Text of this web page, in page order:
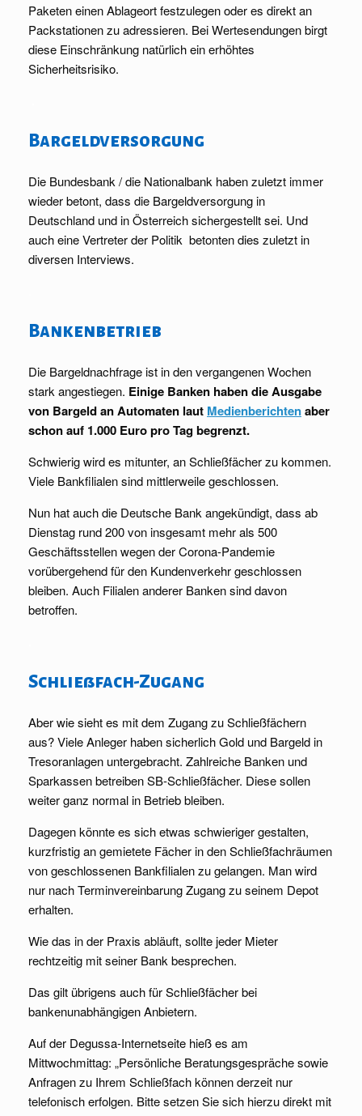
Paketen einen Ablageort festzulegen oder es direkt an
Packstationen zu adressieren. Bei Wertesendungen birgt
diese Einschränkung natürlich ein erhöhtes
Sicherheitsrisiko.
Bargeldversorgung
Die Bundesbank / die Nationalbank haben zuletzt immer
wieder betont, dass die Bargeldversorgung in
Deutschland und in Österreich sichergestellt sei. Und
auch eine Vertreter der Politik betonten dies zuletzt in
diversen Interviews.
Bankenbetrieb
Die Bargeldnachfrage ist in den vergangenen Wochen
stark angestiegen. Einige Banken haben die Ausgabe
von Bargeld an Automaten laut Medienberichtenaber
schon auf 1.000 Euro pro Tag begrenzt.
Schwierig wird es mitunter, an Schließfächer zu kommen.
Viele Bankfilialen sind mittlerweile geschlossen.
Nun hat auch die Deutsche Bank angekündigt, dass ab
Dienstag rund 200 von insgesamt mehr als 500
Geschäftsstellen wegen der Corona-Pandemie
vorübergehend für den Kundenverkehr geschlossen
bleiben. Auch Filialen anderer Banken sind davon
betroffen.
Schließfach-Zugang
Aber wie sieht es mit dem Zugang zu Schließfächern
aus? Viele Anleger haben sicherlich Gold und Bargeld in
Tresoranlagen untergebracht. Zahlreiche Banken und
Sparkassen betreiben SB-Schließfächer. Diese sollen
weiter ganz normal in Betrieb bleiben.
Dagegen könnte es sich etwas schwieriger gestalten,
kurzfristig an gemietete Fächer in den Schließfachräumen
von geschlossenen Bankfilialen zu gelangen. Man wird
nur nach Terminvereinbarung Zugang zu seinem Depot
erhalten.
Wie das in der Praxis abläuft, sollte jeder Mieter
rechtzeitig mit seiner Bank besprechen.
Das gilt übrigens auch für Schließfächer bei
bankenunabhängigen Anbietern.
Auf der Degussa-Internetseite hieß es am
Mittwochmittag: „Persönliche Beratungsgespräche sowie
Anfragen zu Ihrem Schließfach können derzeit nur
telefonisch erfolgen. Bitte setzen Sie sich hierzu direkt mit